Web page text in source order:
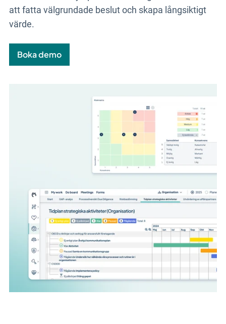
att fatta välgrundade beslut och skapa långsiktigt
värde.
Boka demo